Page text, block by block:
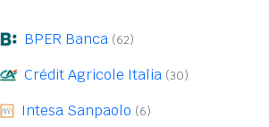
BPER Banca (62)
Crédit Agricole Italia (30)
Intesa Sanpaolo (6)